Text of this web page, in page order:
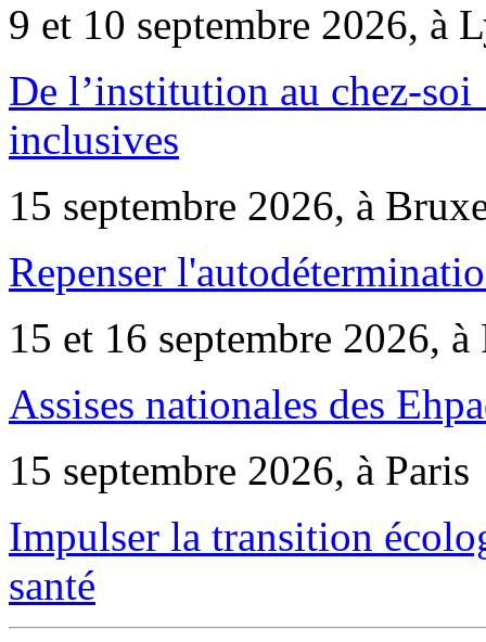
9 et 10 septembre 2026, à
De l’institution au chez-
inclusives
15 septembre 2026, à
Repenser
15 et 16 septembre 2026, à
Assises nationales des
15 septembre 2026, à Paris
Impulser la transition
santé